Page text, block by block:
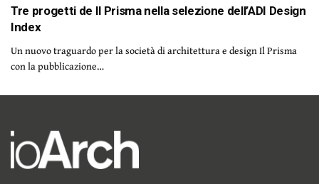
Tre progetti de Il Prisma nella selezione dell’ADI Design
Index
Un nuovo traguardo per la società di architettura e design Il Prisma
con la pubblicazione…